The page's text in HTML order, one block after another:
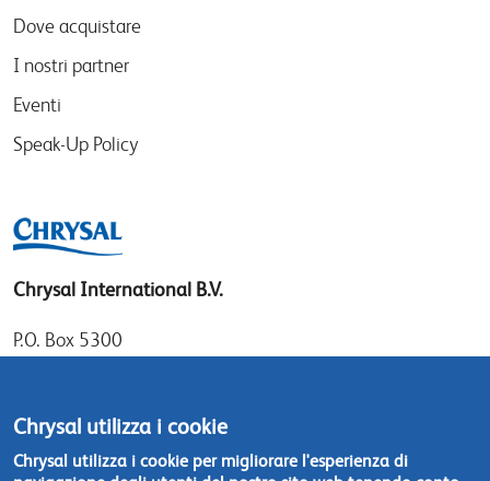
Dove acquistare
I nostri partner
Eventi
Speak-Up Policy
Chrysal International B.V.
P.O. Box 5300
1411 DD Naarden
The Netherlands
Chrysal utilizza i cookie
Chrysal utilizza i cookie per migliorare l'esperienza di